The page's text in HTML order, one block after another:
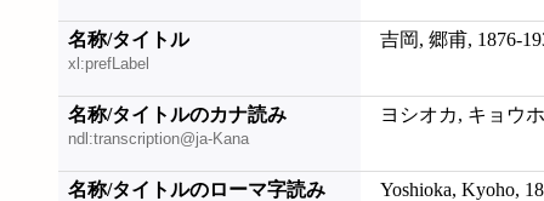
名称/タイトル
xl:prefLabel
吉岡, 郷甫, 1876-
名称/タイトルのカナ読み
ndl:transcription@ja-Kana
ヨシオカ, キョウ
名称/タイトルのローマ字読み Yoshioka, Kyoho,